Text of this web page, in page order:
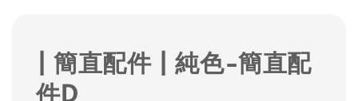
| 簡直配件 | 純色-簡直配
件D